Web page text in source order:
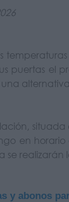
puertas el
en horario
se realizarán
y abonos